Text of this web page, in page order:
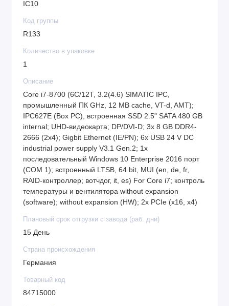
IC10
Код группы
R133
Количество в упаковке
1
Описание
Core i7-8700 (6C/12T, 3.2(4.6) SIMATIC IPC,
промышленный ПК GHz, 12 MB cache, VT-d, AMT);
IPC627E (Box PC), встроенная SSD 2.5" SATA 480 GB
internal; UHD-видеокарта; DP/DVI-D; 3x 8 GB DDR4-
2666 (2x4); Gigbit Ethernet (IE/PN); 6x USB 24 V DC
industrial power supply V3.1 Gen.2; 1x
последовательный Windows 10 Enterprise 2016 порт
(COM 1); встроенный LTSB, 64 bit, MUI (en, de, fr,
RAID-контроллер; вотчдог, it, es) For Core i7; контроль
температуры и вентилятора without expansion
(software); without expansion (HW); 2x PCIe (x16, x4)
Плановый срок отгрузки с завода (раб. дни)
15 День
Страна происхождения
Германия
Товарный код
84715000